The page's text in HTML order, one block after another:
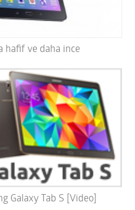
hafif ve daha ince
Galaxy Tab S [Video]